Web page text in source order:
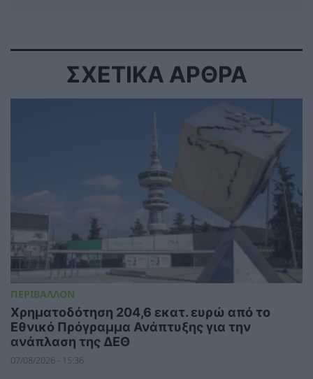
ΣΧΕΤΙΚΑ ΑΡΘΡΑ
ΠΕΡΙΒΑΛΛΟΝ
Χρηματοδότηση 204,6 εκατ. ευρώ από το
Εθνικό Πρόγραμμα Ανάπτυξης για την
ανάπλαση της ΔΕΘ
07/08/2026 - 15:36